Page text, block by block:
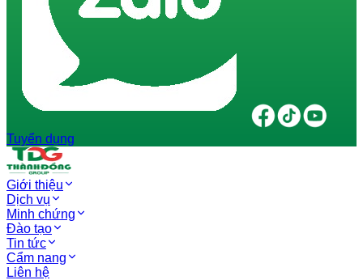
Tuyển dụng
Giới thiệu
Dịch vụ
Minh chứng
Đào tạo
Tin tức
Cẩm nang
Liên hệ